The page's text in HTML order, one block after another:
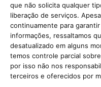
que não solicita qualquer
liberação de serviços.
continuamente para
informações, ressaltamos
desatualizado em alguns
temos controle parcial
por isso não nos
terceiros e oferecidos por